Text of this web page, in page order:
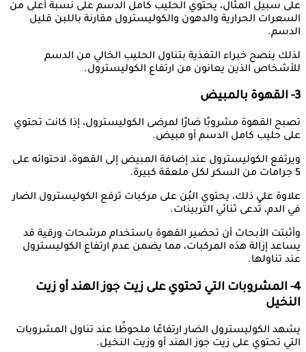
على سبيل المثال، يحتوي الحليب كامل الدسم على نسبة أعلى من
السعرات الحرارية والدهون والكوليسترول مقارنة باللبن قليل
الدسم.
لذلك ينصح خبراء التغذية بتناول الحليب الخالي من الدسم
للأشخاص الذين يعانون من ارتفاع الكوليسترول.
3- القهوة بالمبيض
تصبح القهوة مشروبًا ضارًا لمرضى الكوليسترول، إذا كانت تحتوي
على حليب كامل الدسم أو مبيض.
ويرتفع الكوليسترول عند إضافة المبيض إلى القهوة، لاحتوائه على
5 جرامات من السكر لكل ملعقة كبيرة.
علاوة على ذلك، يحتوي البُن على مركبات ترفع الكوليسترول الضار
في الدم، تُدعى ثنائي التربينات.
وأثبتت الأبحاث أن تحضير القهوة باستخدام مرشحات ورقية قد
يساعد إزالة هذه المركبات، مما يضمن عدم ارتفاع الكوليسترول
عند تناولها.
4- المشروبات التي تحتوي على زيت جوز الهند أو زيت
النخيل
يشهد الكوليسترول الضار ارتفاعًا ملحوظًا عند تناول المشروبات
التي تحتوي على زيت جوز الهند أو وزيت النخيل.